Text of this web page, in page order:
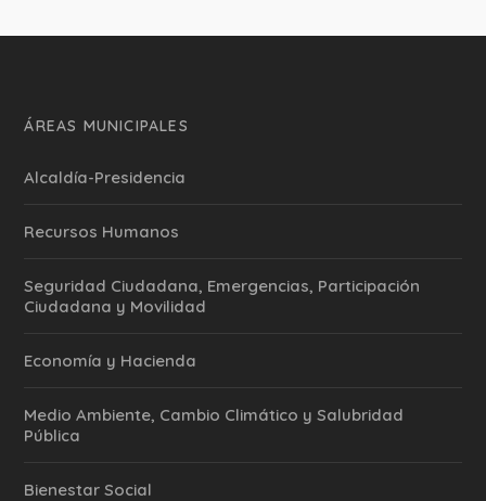
ÁREAS MUNICIPALES
Alcaldía-Presidencia
Recursos Humanos
Seguridad Ciudadana, Emergencias, Participación
Ciudadana y Movilidad
Economía y Hacienda
Medio Ambiente, Cambio Climático y Salubridad
Pública
Bienestar Social